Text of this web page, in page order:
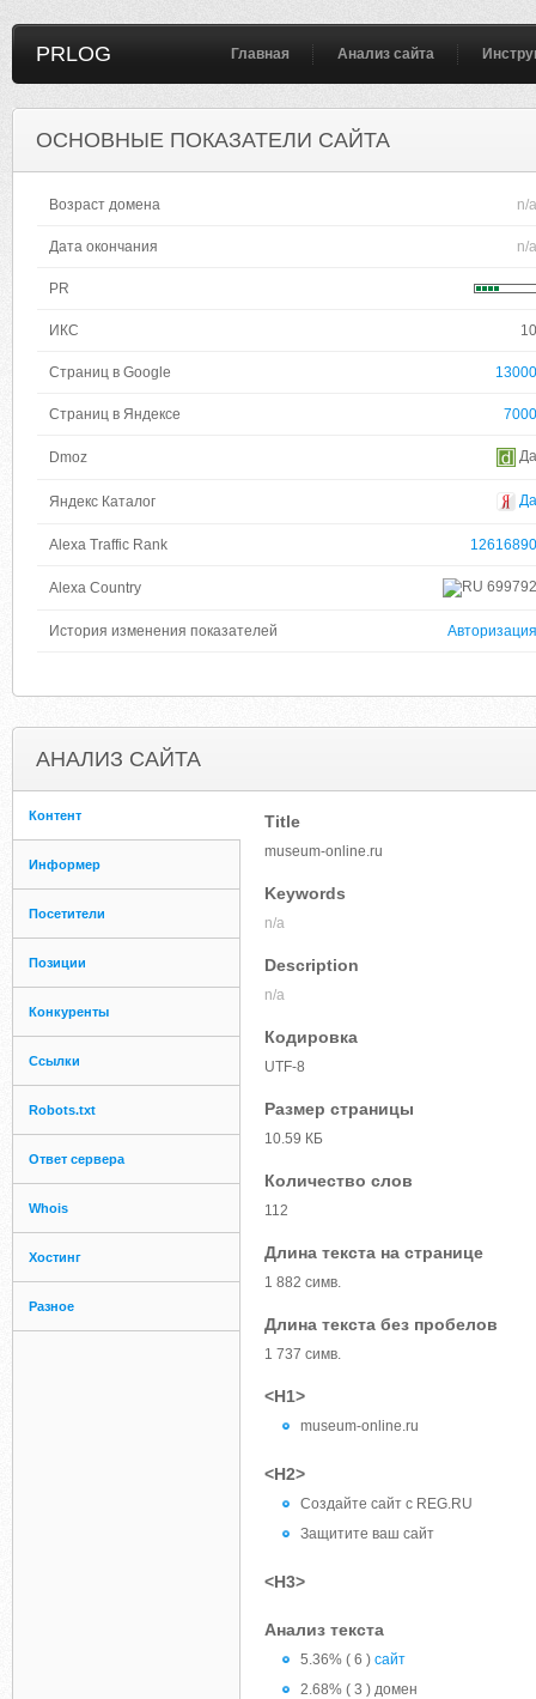
PRLOG Главная Анализ сайта
ОСНОВНЫЕ ПОКАЗАТЕЛИ САЙТА
Возраст домена n/a
Дата окончания n/a
PR
ИКС 10
Страниц в Google 13000
Страниц в Яндексе 7000
Dmoz Да
Яндекс Каталог Да
Alexa Traffic Rank 12616890
Alexa Country 699792
История изменения показателей Авторизация
АНАЛИЗ САЙТА
Контент
Информер
Посетители
Позиции
Конкуренты
Ссылки
Robots.txt
Ответ сервера
Whois
Хостинг
Разное
Title
museum-online.ru
Keywords
n/a
Description
n/a
Кодировка
UTF-8
Размер страницы
10.59 КБ
Количество слов
112
Длина текста на странице
1 882 симв.
Длина текста без пробелов
1 737 симв.
<H1>
museum-online.ru
<H2>
Создайте сайт c REG.RU
Защитите ваш сайт
<H3>
Анализ текста
5.36% ( 6 ) сайт
2.68% ( 3 ) домен